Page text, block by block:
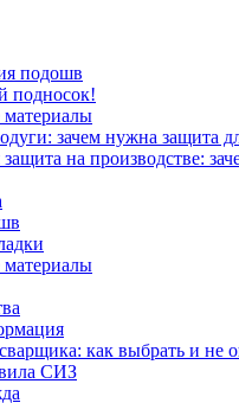
подошв
подносок!
зачем нужна защита
на производстве:
как выбрать и не
СИЗ